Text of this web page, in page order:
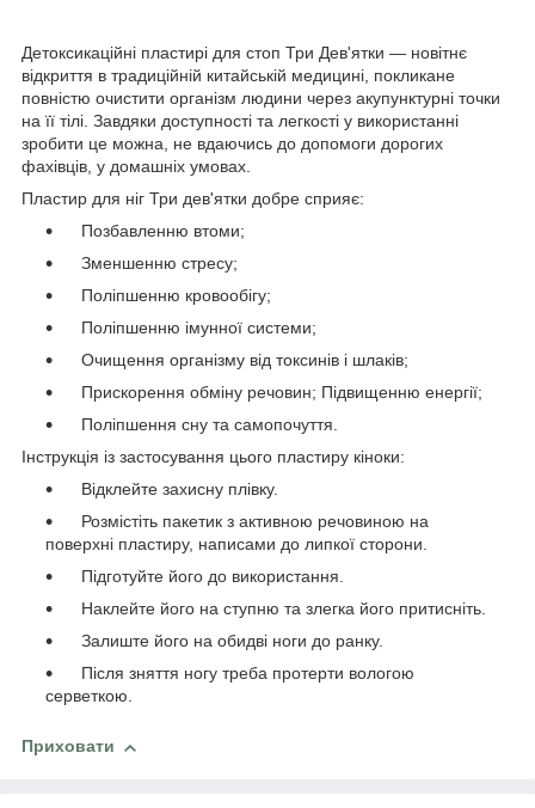
Детоксикаційні пластирі для стоп Три Дев'ятки — новітнє
відкриття в традиційній китайській медицині, покликане
повністю очистити організм людини через акупунктурні точки
на її тілі. Завдяки доступності та легкості у використанні
зробити це можна, не вдаючись до допомоги дорогих
фахівців, у домашніх умовах.
Пластир для ніг Три дев'ятки добре сприяє:
Позбавленню втоми;
Зменшенню стресу;
Поліпшенню кровообігу;
Поліпшенню імунної системи;
Очищення організму від токсинів і шлаків;
Прискорення обміну речовин; Підвищенню енергії;
Поліпшення сну та самопочуття.
Інструкція із застосування цього пластиру кіноки:
Відклейте захисну плівку.
Розмістіть пакетик з активною речовиною на
поверхні пластиру, написами до липкої сторони.
Підготуйте його до використання.
Наклейте його на ступню та злегка його притисніть.
Залиште його на обидві ноги до ранку.
Після зняття ногу треба протерти вологою
серветкою.
Приховати